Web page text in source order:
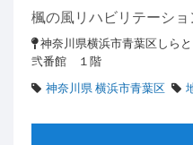
楓の風リハビリテーシ
神奈川県横浜市青葉区しら
弐番館 １階
神奈川県 横浜市青葉区